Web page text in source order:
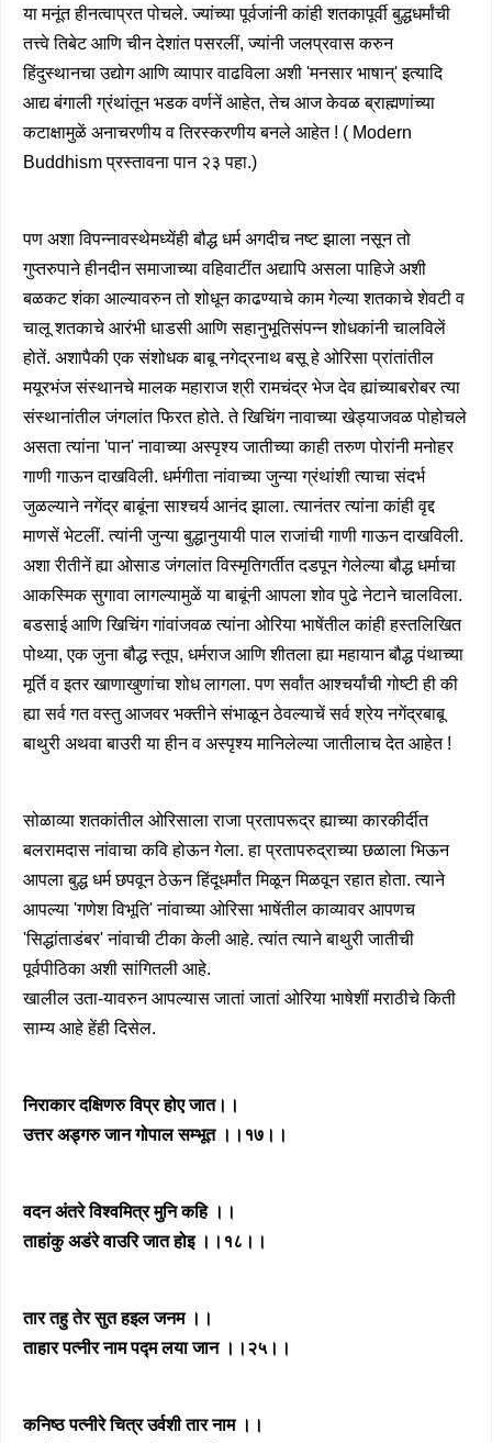
या मनूंत हीनत्वाप्रत पोचले. ज्यांच्या पूर्वजांनी कांही शतकापूर्वी बुद्धधर्मांची
तत्त्वे तिबेट आणि चीन देशांत पसरलीं, ज्यांनी जलप्रवास करुन
हिंदुस्थानचा उद्योग आणि व्यापार वाढविला अशी 'मनसार भाषान्' इत्यादि
आद्य बंगाली ग्रंथांतून भडक वर्णनें आहेत, तेच आज केवळ ब्राह्मणांच्या
कटाक्षामुळें अनाचरणीय व तिरस्करणीय बनले आहेत ! ( Modern
Buddhism प्रस्तावना पान २३ पहा.)
पण अशा विपन्नावस्थेमध्येंही बौद्ध धर्म अगदीच नष्ट झाला नसून तो
गुप्तरुपाने हीनदीन समाजाच्या वहिवाटींत अद्यापि असला पाहिजे अशी
बळकट शंका आल्यावरुन तो शोधून काढण्याचे काम गेल्या शतकाचे शेवटी व
चालू शतकाचे आरंभी धाडसी आणि सहानुभूतिसंपन्न शोधकांनी चालविलें
होतें. अशापैकी एक संशोधक बाबू नगेद्रनाथ बसू हे ओरिसा प्रांतांतील
मयूरभंज संस्थानचे मालक महाराज श्री रामचंद्र भेज देव ह्यांच्याबरोबर त्या
संस्थानांतील जंगलांत फिरत होते. ते खिचिंग नावाच्या खेड्याजवळ पोहोचले
असता त्यांना 'पान' नावाच्या अस्पृश्य जातीच्या काही तरुण पोरांनी मनोहर
गाणी गाऊन दाखविली. धर्मगीता नांवाच्या जुन्या ग्रंथांशी त्याचा संदर्भ
जुळल्याने नगेंद्र बाबूंना साश्चर्य आनंद झाला. त्यानंतर त्यांना कांही वृद्द
माणसें भेटलीं. त्यांनी जुन्या बुद्धानुयायी पाल राजांची गाणी गाऊन दाखविली.
अशा रीतीनें ह्या ओसाड जंगलांत विस्मृतिगर्तीत दडपून गेलेल्या बौद्ध धर्माचा
आकस्मिक सुगावा लागल्यामुळें या बाबूंनी आपला शोव पुढे नेटाने चालविला.
बडसाई आणि खिचिंग गांवांजवळ त्यांना ओरिया भाषेंतील कांही हस्तलिखित
पोथ्या, एक जुना बौद्ध स्तूप, धर्मराज आणि शीतला ह्या महायान बौद्ध पंथाच्या
मूर्ति व इतर खाणाखुणांचा शोध लागला. पण सर्वांत आश्चर्यांची गोष्टी ही की
ह्या सर्व गत वस्तु आजवर भक्तीने संभाळून ठेवल्याचें सर्व श्रेय नगेंद्रबाबू
बाथुरी अथवा बाउरी या हीन व अस्पृश्य मानिलेल्या जातीलाच देत आहेत !
सोळाव्या शतकांतील ओरिसाला राजा प्रतापरूद्र ह्याच्या कारकीर्दीत
बलरामदास नांवाचा कवि होऊन गेला. हा प्रतापरुद्राच्या छळाला भिऊन
आपला बुद्ध धर्म छपवून ठेऊन हिंदूधर्मांत मिळून मिळवून रहात होता. त्याने
आपल्या 'गणेश विभूति' नांवाच्या ओरिसा भाषेंतील काव्यावर आपणच
'सिद्धांताडंबर' नांवाची टीका केली आहे. त्यांत त्याने बाथुरी जातीची
पूर्वपीठिका अशी सांगितली आहे.
खालील उता-यावरुन आपल्यास जातां जातां ओरिया भाषेशीं मराठीचे किती
साम्य आहे हेंही दिसेल.
निराकार दक्षिणरु विप्र होए जात।।
उत्तर अड्गरु जान गोपाल सम्भूत ।।१७।।
वदन अंतरे विश्वमित्र मुनि कहि ।।
ताहांकु अडंरे वाउरि जात होइ ।।१८।।
तार तहु तेर सुत हइल जनम ।।
ताहार पत्नीर नाम पद्म लया जान ।।२५।।
कनिष्ठ पत्नीरे चित्र उर्वशी तार नाम ।।